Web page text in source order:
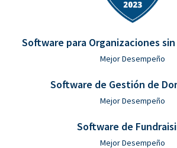
Software para Organizaciones
Mejor Desempeño
Software de Gestión de
Mejor Desempeño
Software de
Mejor Desempeño